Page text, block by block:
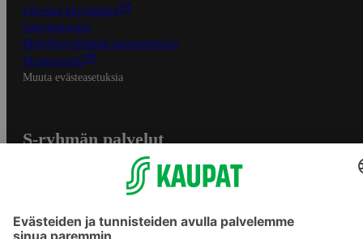
Palvelun käyttöehdot
Saavutettavuus
Mobiilisovelluksen saavutettavuus
Mainostajalle
Muuta evästeasetuksia
S-ryhmän palvelut
Yhteishyvä Ruoka -sovellus